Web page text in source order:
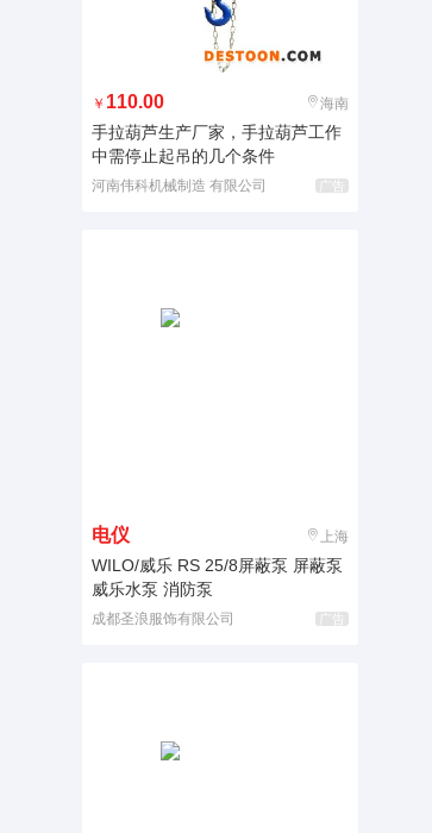
￥ 110.00 海南
手拉葫芦生产厂家，手拉葫芦工作
中需停止起吊的几个条件
河南伟科机械制造 有限公司 广告
电仪 上海
WILO/威乐 RS 25/8屏蔽泵 屏蔽泵
威乐水泵 消防泵
成都圣浪服饰有限公司 广告